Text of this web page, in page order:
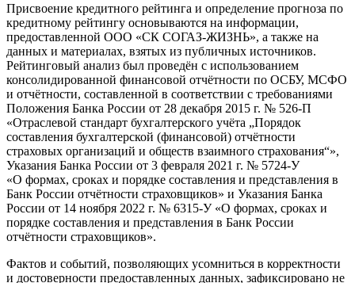
Присвоение кредитного рейтинга и определение прогноза по
кредитному рейтингу основываются на информации,
предоставленной ООО «СК СОГАЗ-ЖИЗНЬ», а также на
данных и материалах, взятых из публичных источников.
Рейтинговый анализ был проведён с использованием
консолидированной финансовой отчётности по ОСБУ, МСФО
и отчётности, составленной в соответствии с требованиями
Положения Банка России от 28 декабря 2015 г. № 526-П
«Отраслевой стандарт бухгалтерского учёта „Порядок
составления бухгалтерской (финансовой) отчётности
страховых организаций и обществ взаимного страхования“»,
Указания Банка России от 3 февраля 2021 г. № 5724-У
«О формах, сроках и порядке составления и представления в
Банк России отчётности страховщиков» и Указания Банка
России от 14 ноября 2022 г. № 6315-У «О формах, сроках и
порядке составления и представления в Банк России
отчётности страховщиков».
Фактов и событий, позволяющих усомниться в корректности
и достоверности предоставленных данных, зафиксировано не